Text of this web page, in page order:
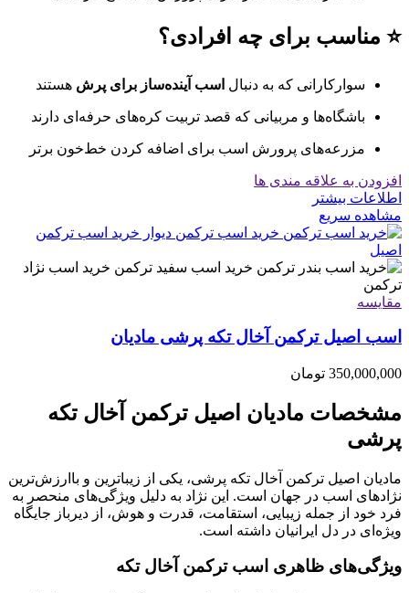
⭐ مناسب برای چه افرادی؟
سوارکارانی که به دنبال اسب آینده‌ساز برای پرش هستند
باشگاه‌ها و مربیانی که قصد تربیت کره‌های حرفه‌ای دارند
مزرعه‌های پرورش اسب برای اضافه کردن خط‌خون برتر
افزودن به علاقه مندی ها
اطلاعات بیشتر
مشاهده سریع
مقایسه
اسب اصیل ترکمن آخال تکه پرشی مادیان
350,000,000 تومان
مشخصات مادیان اصیل ترکمن آخال تکه
پرشی
مادیان اصیل ترکمن آخال تکه پرشی، یکی از زیباترین و باارزش‌ترین
نژادهای اسب در جهان است. این نژاد به دلیل ویژگی‌های منحصر به
فرد خود از جمله زیبایی، استقامت، قدرت و هوش، از دیرباز جایگاه
ویژه‌ای در دل ایرانیان داشته است.
ویژگی‌های ظاهری اسب ترکمن آخال تکه